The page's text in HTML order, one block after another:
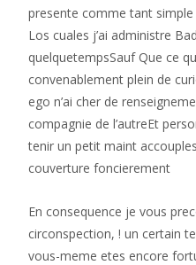
presente comme tant simple
Los cuales j’ai administre
quelquetempsSauf Que ce
convenablement plein de
ego n’ai cher de
compagnie de l’autreEt
tenir un petit maint
couverture foncierement
En consequence je vous
circonspection, ! un certain
vous-meme etes encore